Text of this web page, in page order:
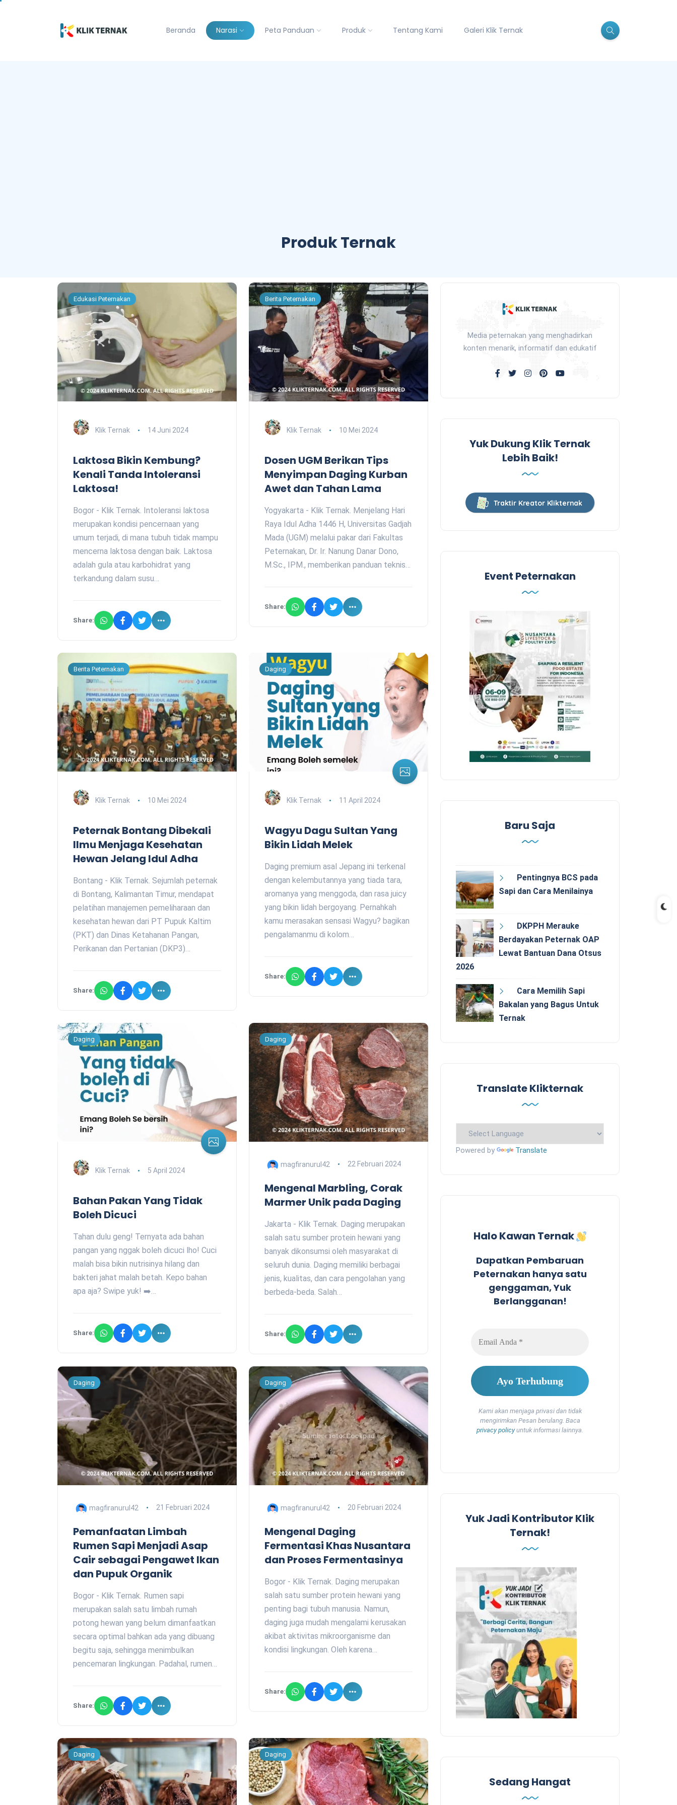
Beranda Narasi Peta Panduan Produk Tentang Kami Galeri Klik Ternak
Produk Ternak
Edukasi Peternakan
Klik Ternak 14 Juni 2024
Laktosa Bikin Kembung?
Kenali Tanda Intoleransi
Laktosa!
Bogor - Klik Ternak. Intoleransi laktosa
merupakan kondisi pencernaan yang
umum terjadi, di mana tubuh tidak mampu
mencerna laktosa dengan baik. Laktosa
adalah gula atau karbohidrat yang
terkandung dalam susu…
Share:
Berita Peternakan
Klik Ternak 10 Mei 2024
Dosen UGM Berikan Tips
Menyimpan Daging Kurban
Awet dan Tahan Lama
Yogyakarta - Klik Ternak. Menjelang Hari
Raya Idul Adha 1446 H, Universitas Gadjah
Mada (UGM) melalui pakar dari Fakultas
Peternakan, Dr. Ir. Nanung Danar Dono,
M.Sc., IPM., memberikan panduan teknis…
Share:
Berita Peternakan
Klik Ternak 10 Mei 2024
Peternak Bontang Dibekali
Ilmu Menjaga Kesehatan
Hewan Jelang Idul Adha
Bontang - Klik Ternak. Sejumlah peternak
di Bontang, Kalimantan Timur, mendapat
pelatihan manajemen pemeliharaan dan
kesehatan hewan dari PT Pupuk Kaltim
(PKT) dan Dinas Ketahanan Pangan,
Perikanan dan Pertanian (DKP3)…
Share:
Daging
Klik Ternak 11 April 2024
Wagyu Dagu Sultan Yang
Bikin Lidah Melek
Daging premium asal Jepang ini terkenal
dengan kelembutannya yang tiada tara,
aromanya yang menggoda, dan rasa juicy
yang bikin lidah bergoyang. Pernahkah
kamu merasakan sensasi Wagyu? bagikan
pengalamanmu di kolom…
Share:
Daging
Klik Ternak 5 April 2024
Bahan Pakan Yang Tidak
Boleh Dicuci
Tahan dulu geng! Ternyata ada bahan
pangan yang nggak boleh dicuci lho! Cuci
malah bisa bikin nutrisinya hilang dan
bakteri jahat malah betah. Kepo bahan
apa aja? Swipe yuk! ➡️…
Share:
Daging
magfiranurul42 22 Februari 2024
Mengenal Marbling, Corak
Marmer Unik pada Daging
Jakarta - Klik Ternak. Daging merupakan
salah satu sumber protein hewani yang
banyak dikonsumsi oleh masyarakat di
seluruh dunia. Daging memiliki berbagai
jenis, kualitas, dan cara pengolahan yang
berbeda-beda. Salah…
Share:
Daging
magfiranurul42 21 Februari 2024
Pemanfaatan Limbah
Rumen Sapi Menjadi Asap
Cair sebagai Pengawet Ikan
dan Pupuk Organik
Bogor - Klik Ternak. Rumen sapi
merupakan salah satu limbah rumah
potong hewan yang belum dimanfaatkan
secara optimal bahkan ada yang dibuang
begitu saja, sehingga menimbulkan
pencemaran lingkungan. Padahal, rumen…
Share:
Daging
magfiranurul42 20 Februari 2024
Mengenal Daging
Fermentasi Khas Nusantara
dan Proses Fermentasinya
Bogor - Klik Ternak. Daging merupakan
salah satu sumber protein hewani yang
penting bagi tubuh manusia. Namun,
daging juga mudah mengalami kerusakan
akibat aktivitas mikroorganisme dan
kondisi lingkungan. Oleh karena…
Share:
Daging Daging
Media peternakan yang menghadirkan
konten menarik, informatif dan edukatif
Yuk Dukung Klik Ternak
Lebih Baik!
Traktir Kreator Klikternak
Event Peternakan
Baru Saja
Pentingnya BCS pada
Sapi dan Cara Menilainya
DKPPH Merauke
Berdayakan Peternak OAP
Lewat Bantuan Dana Otsus
2026
Cara Memilih Sapi
Bakalan yang Bagus Untuk
Ternak
Translate Klikternak
Powered by Translate
Halo Kawan Ternak
Dapatkan Pembaruan
Peternakan hanya satu
genggaman, Yuk
Berlangganan!
Kami akan menjaga privasi dan tidak
mengirimkan Pesan berulang. Baca
privacy policyuntuk informasi lainnya.
Yuk Jadi Kontributor Klik
Ternak!
Sedang Hangat